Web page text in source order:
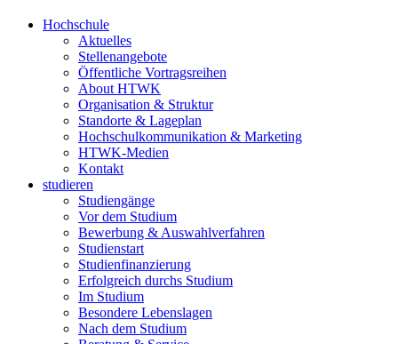
Hochschule
Aktuelles
Stellenangebote
Öffentliche Vortragsreihen
About HTWK
Organisation & Struktur
Standorte & Lageplan
Hochschulkommunikation & Marketing
HTWK-Medien
Kontakt
studieren
Studiengänge
Vor dem Studium
Bewerbung & Auswahlverfahren
Studienstart
Studienfinanzierung
Erfolgreich durchs Studium
Im Studium
Besondere Lebenslagen
Nach dem Studium